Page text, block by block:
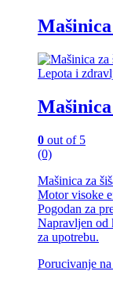
Lepota i
0 out of 5
(0)
Mašinica za
Motor visoke
Pogodan za
Napravljen od
za upotrebu.
Porucivanje